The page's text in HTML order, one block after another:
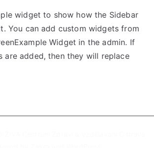
widget to show how the Sidebar
You can add custom widgets from
Widget in the admin. If
are added, then they will replace